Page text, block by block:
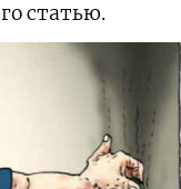
статью.